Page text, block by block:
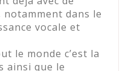
dans le
vocale et
le monde c’est la
ainsi que le